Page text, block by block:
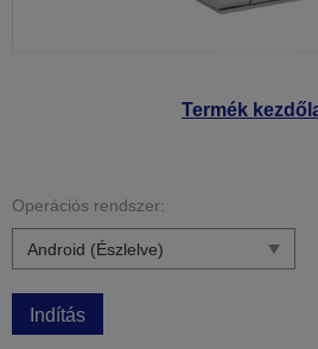
Termék
Operációs rendszer:
Indítás